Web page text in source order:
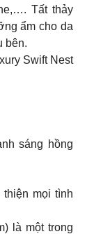
Tất thảy
ẩm cho da
bên.
Swift Nest
sáng hồng
thiện mọi tình
là một trong